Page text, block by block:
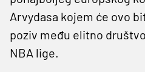
Arvydasa kojem će ovo
poziv među elitno
NBA lige.